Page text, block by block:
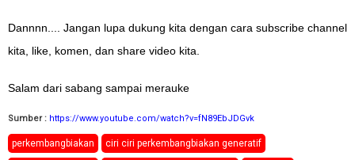
Dannnn.... Jangan lupa dukung kita dengan cara subscribe channel
kita, like, komen, dan share video kita.
Salam dari sabang sampai merauke
Sumber : https://www.youtube.com/watch?v=fN89EbJDGvk
perkembangbiakan ciri ciri perkembangbiakan generatif